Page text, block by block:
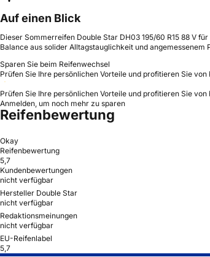
Auf einen Blick
Dieser Sommerreifen Double Star DH03 195/60 R15 88 V
Balance aus solider Alltagstauglichkeit und angemessenem
Sparen Sie beim Reifenwechsel
Prüfen Sie Ihre persönlichen Vorteile und profitieren Sie von
Prüfen Sie Ihre persönlichen Vorteile und profitieren Sie von
Anmelden, um noch mehr zu sparen
Reifenbewertung
Okay
Reifenbewertung
5,7
Kundenbewertungen
nicht verfügbar
Hersteller Double Star
nicht verfügbar
Redaktionsmeinungen
nicht verfügbar
EU-Reifenlabel
5,7